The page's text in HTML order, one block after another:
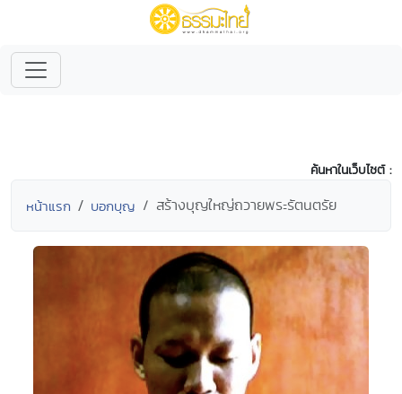
ค้นหาในเว็บไซต์ :
หน้าแรก บอกบุญ สร้างบุญใหญ่ถวายพระรัตนตรัย